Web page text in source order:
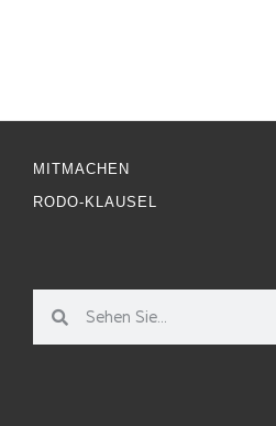
MITMACHEN
RODO-KLAUSEL